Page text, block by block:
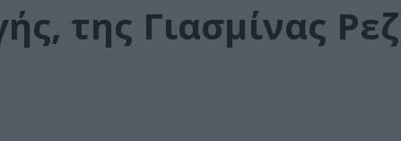
της Γιασμίνας